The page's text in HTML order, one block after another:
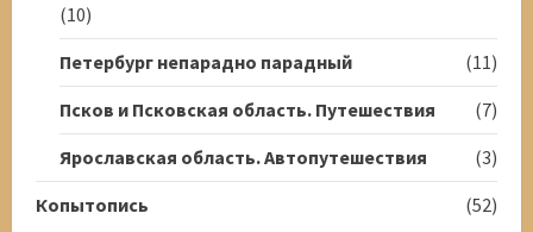
(10)
Петербург непарадно парадный
(11)
Псков и Псковская область. Путешествия
(7)
Ярославская область. Автопутешествия
(3)
Копытопись
(52)